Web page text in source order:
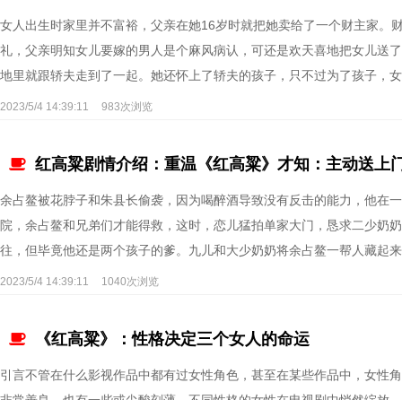
女人出生时家里并不富裕，父亲在她16岁时就把她卖给了一个财主家。
礼，父亲明知女儿要嫁的男人是个麻风病认，可还是欢天喜地把女儿送
地里就跟轿夫走到了一起。她还怀上了轿夫的孩子，只不过为了孩子，
2023/5/4 14:39:11 983次浏览
红高粱剧情介绍：重温《红高粱》才知：主动送上
余占鳌被花脖子和朱县长偷袭，因为喝醉酒导致没有反击的能力，他在
院，余占鳌和兄弟们才能得救，这时，恋儿猛拍单家大门，恳求二少奶
往，但毕竟他还是两个孩子的爹。九儿和大少奶奶将余占鳌一帮人藏起
2023/5/4 14:39:11 1040次浏览
《红高粱》：性格决定三个女人的命运
引言不管在什么影视作品中都有过女性角色，甚至在某些作品中，女性